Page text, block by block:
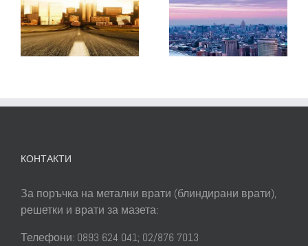
ВРАТИ НА
СВЕТОВНО
НИВО
КОНТАКТИ
За поръчка на метални врати (блиндирани врати),
решетки и врати за мазета:
Телефони: 0893 624 041; 02/876 7013